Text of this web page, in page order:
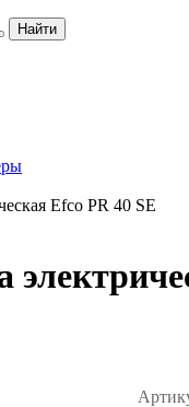
Efco PR 40 SE